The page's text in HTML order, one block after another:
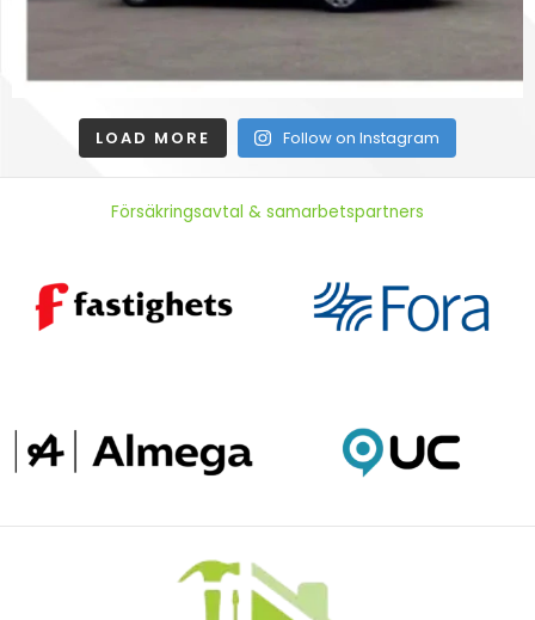
LOAD MORE Follow on Instagram
Försäkringsavtal & samarbetspartners